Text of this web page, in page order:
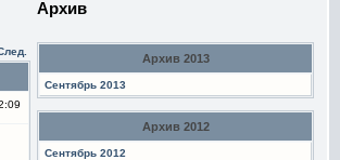
Архив
Архив 2013
Сентябрь 2013
Архив 2012
Сентябрь 2012